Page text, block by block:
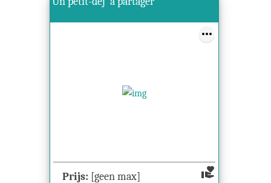
volunteer_activism
Prijs: [geen max]